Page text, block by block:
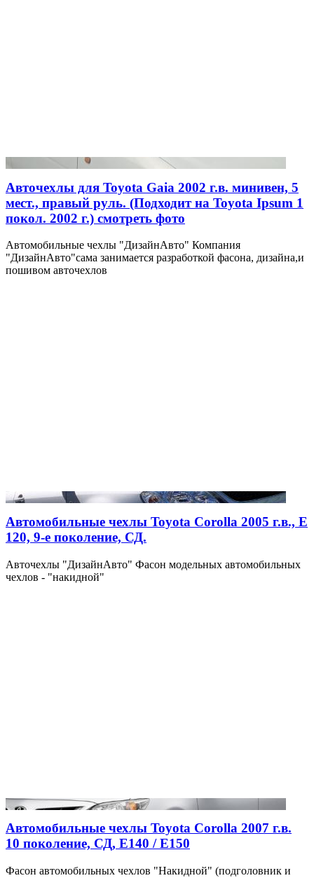
Авточехлы для Toyota Gaia 2002 г.в. минивен, 5
мест., правый руль. (Подходит на Toyota Ipsum 1
покол. 2002 г.) смотреть фото
Автомобильные чехлы "ДизайнАвто" Компания
"ДизайнАвто"сама занимается разработкой фасона, дизайна,и
пошивом авточехлов
Автомобильные чехлы Toyota Corolla 2005 г.в., Е
120, 9-е поколение, СД.
Авточехлы "ДизайнАвто" Фасон модельных автомобильных
чехлов - "накидной"
Автомобильные чехлы Toyota Corolla 2007 г.в.
10 поколение, СД, Е140 / Е150
Фасон автомобильных чехлов "Накидной" (подголовник и